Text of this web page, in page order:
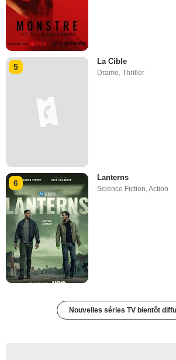
5
La Cible
Drame ,Thriller
6
Lanterns
Science Fiction,Action
Nouvelles séries TV bientôt